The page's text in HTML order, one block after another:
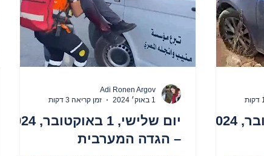
יום רביעי, 2 באוקטובר, 2024
יום שלישי, 1 באוקטובר, 2024
– הגדה המערבית
Adi Ronen Argov
1 באוק׳ 2024
זמן קריאה 3 דקות